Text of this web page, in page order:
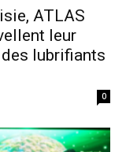
ATLAS
leur
lubrifiants
0